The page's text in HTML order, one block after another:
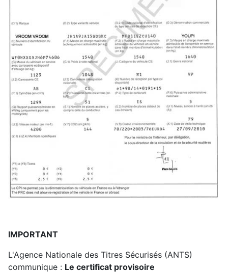
IMPORTANT
L'Agence Nationale des Titres Sécurisés (ANTS)
communique : Le certificat provisoire